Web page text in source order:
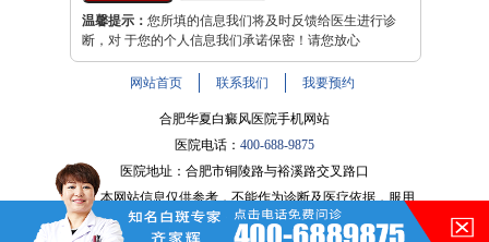
温馨提示： 您所填的信息我们将及时反馈给医生进行诊
断，对 于您的个人信息我们承诺保密！请您放心
网站首页 联系我们 我要预约
合肥华夏白癜风医院手机网站
医院电话： 400-688-9875
医院地址：合肥市铜陵路与裕溪路交叉路口
注：本网站信息仅供参考，不能作为诊断及医疗依据，服用
药物或进行治疗时请遵医嘱。如有转载或引用文章涉及版权
在的，请讲！